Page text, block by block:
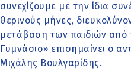
συνεχίζουμε με την ίδια
θερινούς μήνες,
μετάβαση των παιδιών από
Γυμνάσιο» επισημαίνει ο
Μιχάλης Βουλγαρίδης.